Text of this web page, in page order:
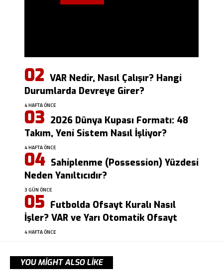
VAR Nedir, Nasıl Çalışır? Hangi
Durumlarda Devreye Girer?
4 HAFTA ÖNCE
2026 Dünya Kupası Formatı: 48
Takım, Yeni Sistem Nasıl İşliyor?
4 HAFTA ÖNCE
Sahiplenme (Possession) Yüzdesi
Neden Yanıltıcıdır?
3 GÜN ÖNCE
Futbolda Ofsayt Kuralı Nasıl
İşler? VAR ve Yarı Otomatik Ofsayt
4 HAFTA ÖNCE
YOU MIGHT ALSO LIKE